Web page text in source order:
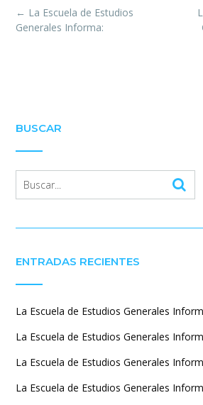
Post
navigation
← La Escuela de Estudios
Generales Informa:
BUSCAR
ENTRADAS RECIENTES
La Escuela de Estudios Generales
La Escuela de Estudios Generales
La Escuela de Estudios Generales
La Escuela de Estudios Generales